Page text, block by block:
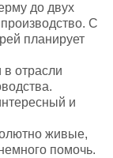
до двух
С
планирует
отрасли
и
живые,
помочь.